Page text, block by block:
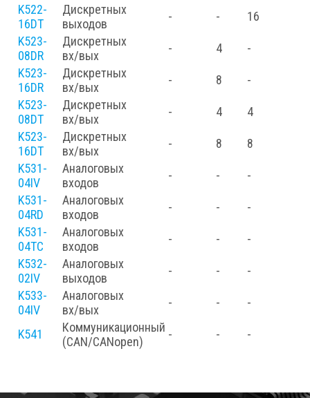
K522-
16DT
Дискретных
выходов
- -
16
K523-
08DR
Дискретных
вх/вых
- 4
-
K523-
16DR
Дискретных
вх/вых
- 8
-
K523-
08DT
Дискретных
вх/вых
- 4
4
K523-
16DT
Дискретных
вх/вых
- 8
8
K531-
04IV
Аналоговых
входов
- -
-
K531-
04RD
Аналоговых
входов
- -
-
K531-
04TC
Аналоговых
входов
- -
-
K532-
02IV
Аналоговых
выходов
- -
-
K533-
04IV
Аналоговых
вх/вых
- - -
K541
Коммуникационный
(CAN/CANopen)
- - -